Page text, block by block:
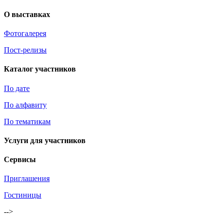
О выставках
Фотогалерея
Пост-релизы
Каталог участников
По дате
По алфавиту
По тематикам
Услуги для участников
Сервисы
Приглашения
Гостиницы
-->